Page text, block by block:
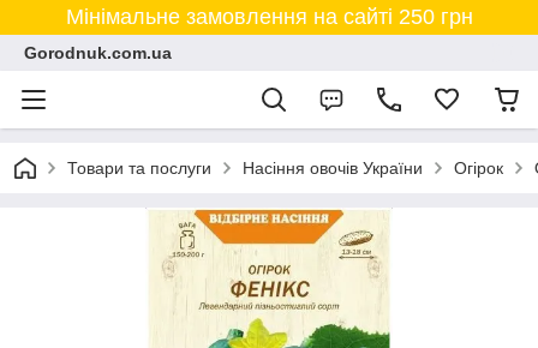
Мінімальне замовлення на сайті 250 грн
Gorodnuk.com.ua
Товари та послуги Насіння овочів України Огірок